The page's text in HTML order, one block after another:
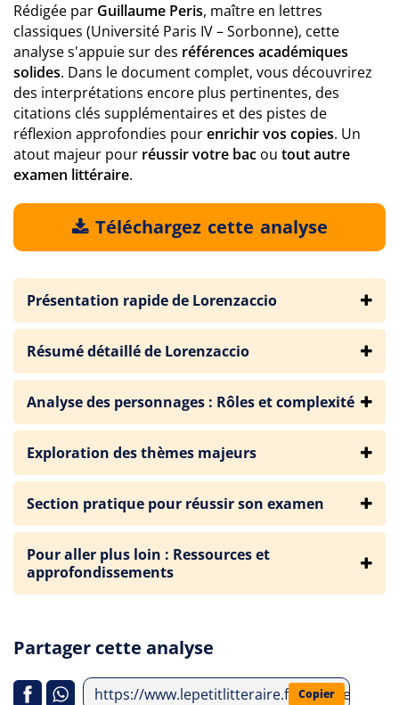
Rédigée par Guillaume Peris, maître en lettres
classiques (Université Paris IV – Sorbonne), cette
analyse s'appuie sur des références académiques
solides. Dans le document complet, vous découvrirez
des interprétations encore plus pertinentes, des
citations clés supplémentaires et des pistes de
réflexion approfondies pourenrichir vos copies. Un
atout majeur pour réussir votre bac ou tout autre
examen littéraire.
Téléchargez cette analyse
Présentation rapide de Lorenzaccio
Résumé détaillé de Lorenzaccio
Analyse des personnages : Rôles et complexité
Exploration des thèmes majeurs
Section pratique pour réussir son examen
Pour aller plus loin : Ressources et
approfondissements
Partager cette analyse
https://www.lepetitlitteraire.fr/analyses-
Copier